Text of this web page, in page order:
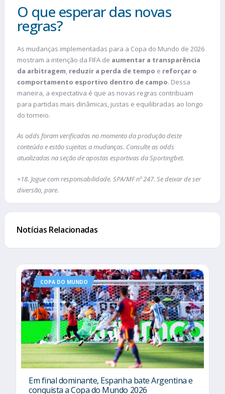
O que esperar das novas
regras?
As mudanças implementadas para a Copa do Mundo de 2026
mostram a intenção da FIFA de aumentar a transparência
da arbitragem, reduzir a perda de tempo e reforçar o
comportamento esportivo dentro de campo. Dessa
maneira, a expectativa é que as novas regras contribuam
para partidas mais dinâmicas, justas e equilibradas ao longo
do torneio.
As odds foram verificadas no momento da produção deste
conteúdo e estão sujeitas a mudanças. Consulte as odds
atualizadas na seção de apostas esportivas da Sportingbet.
+18. Jogue com responsabilidade. SPA/MF nº 247. Se deixar de ser
diversão, pare.
Notícias Relacionadas
COPA DO MUNDO
Em final dominante, Espanha bate Argentina e
conquista a Copa do Mundo 2026